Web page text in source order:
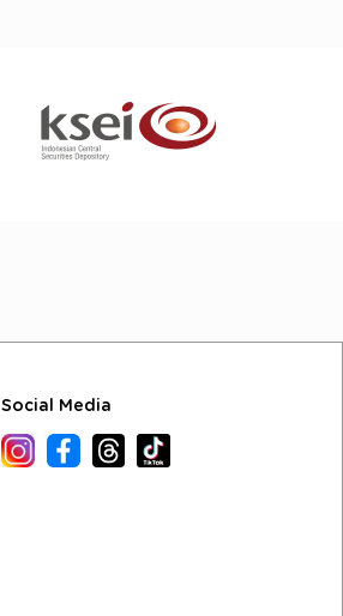
Social Media